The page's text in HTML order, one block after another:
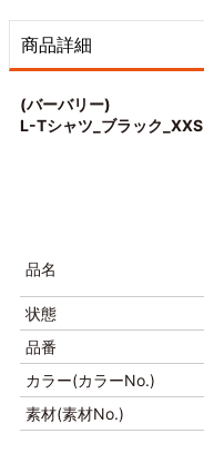
商品詳細
(バーバリー)
L-Tシャツ_ブラック_XXS
品名
状態
品番
カラー(カラーNo.)
素材(素材No.)